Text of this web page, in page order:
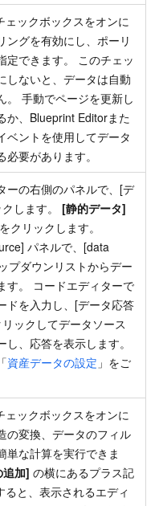
ェックボックスをオンに
ングを有効にし、ポーリ
定できます。 このチェッ
しないと、データは自動
。 手動でページを更新し
か、Blueprint Editorまた
ベントを使用してデータ
要があります。
ーの右側のパネルで、[デ
します。 [静的データ]
をクリックします。
パネルで、[data
プダウンリストからデー
す。 コードエディターで
ドを入力し、[データ応答
ックしてデータソース
、応答を表示します。
資産データの設定 」をご
ェックボックスをオンに
の変換、データのフィル
単な計算を実行できま
追加] の横にあるプラス記
と、表示されるエディ